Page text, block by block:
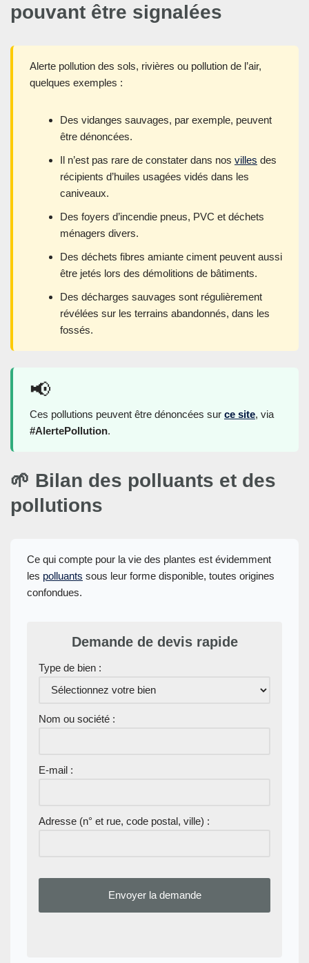
pouvant être signalées
Alerte pollution des sols, rivières ou pollution de l’air,
quelques exemples :
Des vidanges sauvages, par exemple, peuvent
être dénoncées.
Il n’est pas rare de constater dans nos villes des
récipients d’huiles usagées vidés dans les
caniveaux.
Des foyers d’incendie pneus, PVC et déchets
ménagers divers.
Des déchets fibres amiante ciment peuvent aussi
être jetés lors des démolitions de bâtiments.
Des décharges sauvages sont régulièrement
révélées sur les terrains abandonnés, dans les
fossés.
📢
Ces pollutions peuvent être dénoncées sur ce site, via
#AlertePollution.
🌱 Bilan des polluants et des
pollutions
Ce qui compte pour la vie des plantes est évidemment
les polluants sous leur forme disponible, toutes origines
confondues.
Demande de devis rapide
Type de bien :
Nom ou société :
E-mail :
Adresse (n° et rue, code postal, ville) :